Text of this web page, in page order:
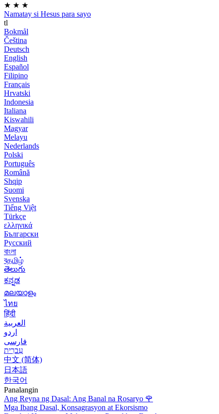
★ ★ ★
Namatay si Hesus para sayo
tl
Bokmål
Čeština
Deutsch
English
Español
Filipino
Français
Hrvatski
Indonesia
Italiana
Kiswahili
Magyar
Melayu
Nederlands
Polski
Português
Română
Shqip
Suomi
Svenska
Tiếng Việt
Türkçe
ελληνικά
Български
Русский
বাংলা
বதமிழ்
తెలుగు
ಕನ್ನಡ
മലയാളം
ไทย
हिंदी
العربية
اردو
فارسی
עִברִית
中文 (简体)
日本語
한국어
Panalangin
Ang Reyna ng Dasal: Ang Banal na Rosaryo 🌹
Mga Ibang Dasal, Konsagrasyon at Ekorsismo